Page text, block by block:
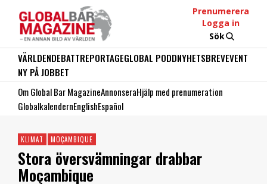
Prenumerera
Logga in
Sök
VÄRLDENDEBATTREPORTAGEGLOBAL PODDNYHETSBREVEVENT
NY PÅ JOBBET
Om Global Bar MagazineAnnonseraHjälp med prenumeration
GlobalkalendernEnglishEspañol
KLIMAT MOÇAMBIQUE
Stora översvämningar drabbar
Moçambique